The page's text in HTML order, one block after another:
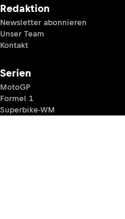
Redaktion
Newsletter abonnieren
Unser Team
Kontakt
Serien
MotoGP
Formel 1
Superbike-WM